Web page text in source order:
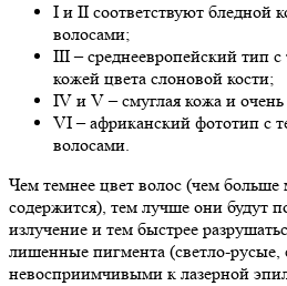
I и II соответствуют бледной
волосами;
III – среднеевропейский тип
кожей цвета слоновой кости;
IV и V – смуглая кожа и
VI – африканский фототип с
волосами.
Чем темнее цвет волос (чем
содержится), тем лучше они будут
излучение и тем быстрее
лишенные пигмента (светло-русые,
невосприимчивыми к лазерной